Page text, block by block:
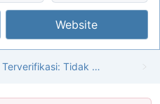
Website
IBH Malaysia Terverifikasi: Tidak Ditemukan Kehadiran Fisik